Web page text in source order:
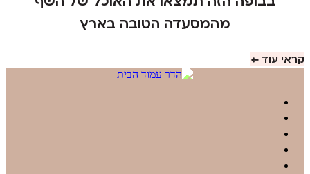
מהמסעדה הטובה בארץ
קראי עוד ←